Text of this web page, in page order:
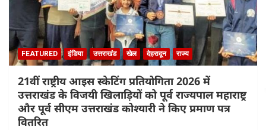
FEATURED इंडिया उत्तराखंड खेल देहरादून राज्य
21वीं राष्ट्रीय आइस स्केटिंग प्रतियोगिता 2026 में
उत्तराखंड के विजयी खिलाड़ियों को पूर्व राज्यपाल महाराष्ट्र
और पूर्व सीएम उत्तराखंड कोश्यारी ने किए प्रमाण पत्र
वितरित